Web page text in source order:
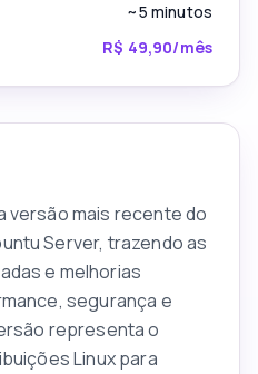
~5 minutos
R$ 49,90/mês
versão mais recente do
Server, trazendo as
e melhorias
segurança e
representa o
Linux para